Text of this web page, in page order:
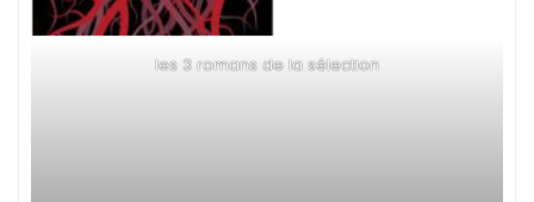
les 3 romans de la sélection